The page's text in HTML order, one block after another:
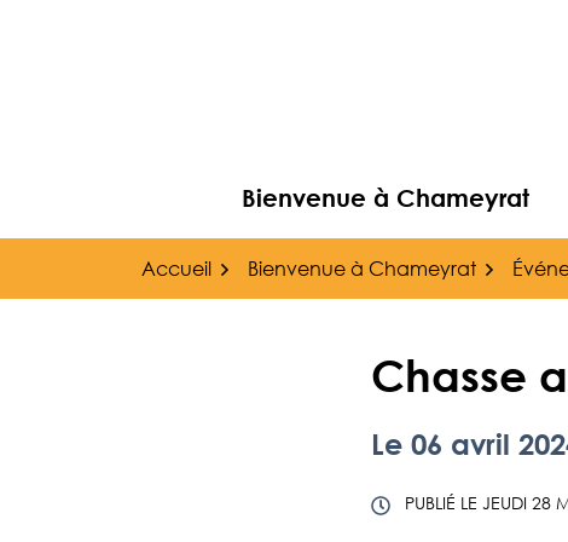
Bienvenue à Chameyrat
Accueil Bienvenue à Chameyrat
Chasse
Le 06 avril
PUBLIÉ LE JEUDI 28